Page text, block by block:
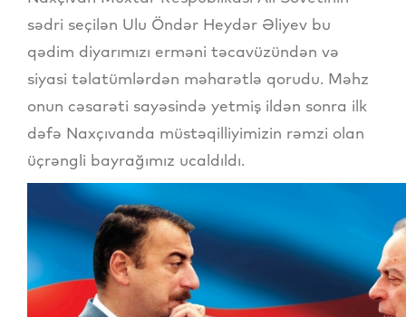
sədri seçilən Ulu Öndər Heydər Əliyev bu
qədim diyarımızı erməni təcavüzündən və
siyasi təlatümlərdən məharətlə qorudu. Məhz
onun cəsarəti sayəsində yetmiş ildən sonra ilk
dəfə Naxçıvanda müstəqilliyimizin rəmzi olan
üçrəngli bayrağımız ucaldıldı.